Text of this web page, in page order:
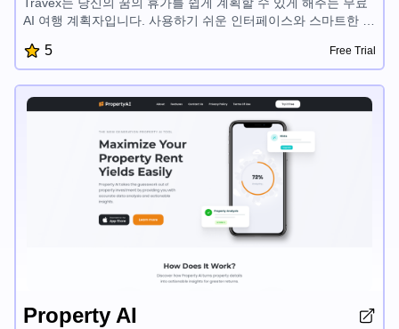
AI 여행 계획자입니다. 사용하기 쉬운 인터페이스와 스마트한 기
행지를 찾으며, 여행 팁에 접근할 수 있습니다. Travex는 여행 계
획 과정을 간단하게 만들어 여행을 즐기는데 집중할 수 있게 해
5 Free Trial
Property AI